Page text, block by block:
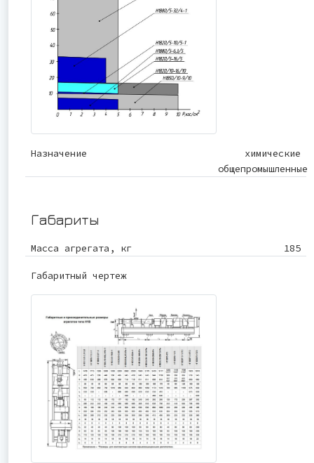
Назначение
химические
общепромышленные
Габариты
Масса агрегата, кг 185
Габаритный чертеж